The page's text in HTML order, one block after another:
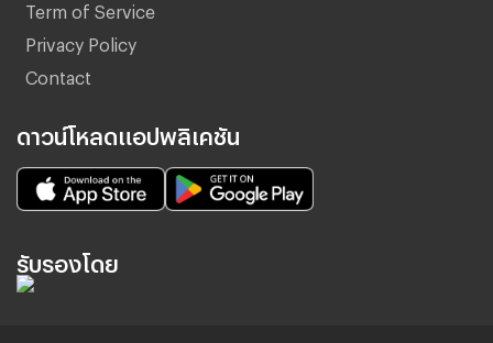
Term of Service
Privacy Policy
Contact
ดาวน์โหลดแอปพลิเคชัน
รับรองโดย